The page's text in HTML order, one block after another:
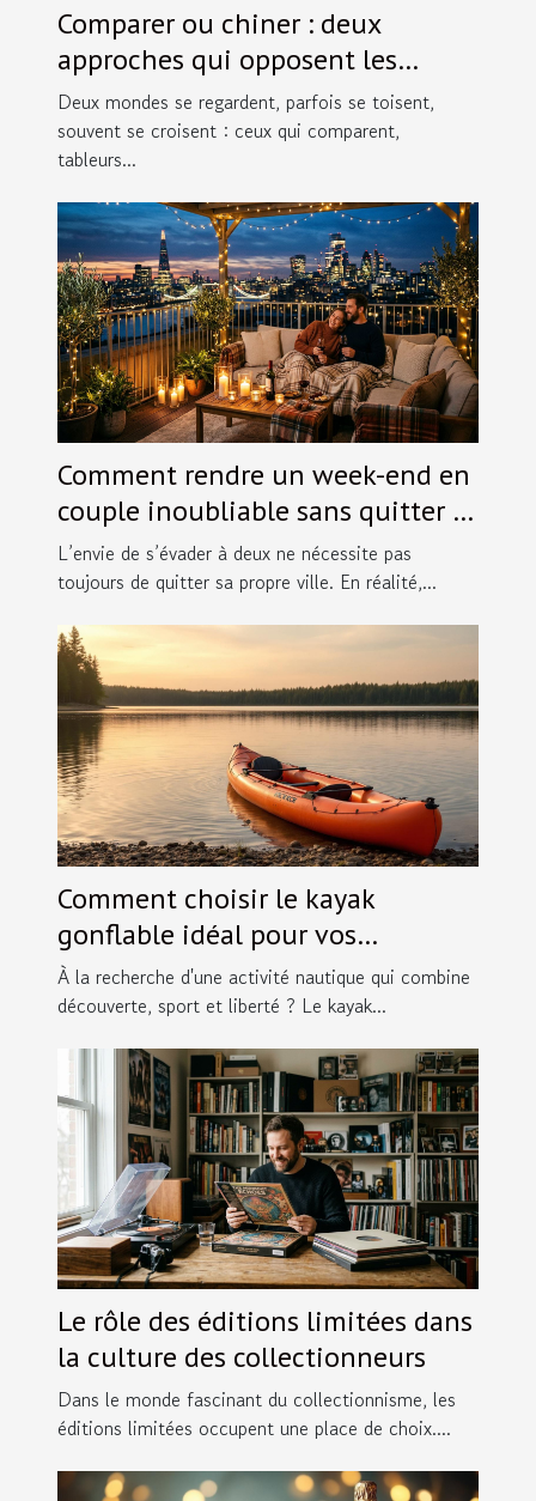
Comparer ou chiner : deux
approches qui opposent les
passionnés de figurines
Deux mondes se regardent, parfois se toisent,
souvent se croisent : ceux qui comparent,
tableurs...
Comment rendre un week-end en
couple inoubliable sans quitter la
ville ?
L’envie de s’évader à deux ne nécessite pas
toujours de quitter sa propre ville. En réalité,...
Comment choisir le kayak
gonflable idéal pour vos
aventures ?
À la recherche d'une activité nautique qui combine
découverte, sport et liberté ? Le kayak...
Le rôle des éditions limitées dans
la culture des collectionneurs
Dans le monde fascinant du collectionnisme, les
éditions limitées occupent une place de choix....